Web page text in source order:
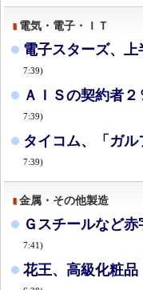
電気・電子・ＩＴ
電子スターズ、
7:39)
ＡＩＳの契約者
7:39)
タイコム、「ガ
7:39)
金属・その他製造
Ｇスチールなど
7:41)
花王、高級化粧